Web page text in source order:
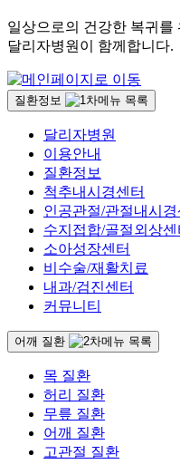
일상으로의 건강한 복귀를
달리자병원이 함께합니다.
질환정보
달리자병원
이용안내
질환정보
척추내시경센터
인공관절/관절내시경
수지접합/골절외상센
소아성장센터
비수술/재활치료
내과/검진센터
커뮤니티
어깨 질환
목 질환
허리 질환
무릎 질환
어깨 질환
고관절 질환